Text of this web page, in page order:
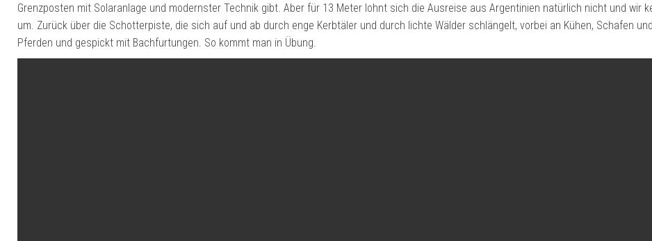
Grenzposten mit Solaranlage und modernster Technik gibt. Aber für 13 Meter lohnt sich die Ausreise aus Argentinien natürlich nicht und wir
um. Zurück über die Schotterpiste, die sich auf und ab durch enge Kerbtäler und durch lichte Wälder schlängelt, vorbei an Kühen, Schafen und
Pferden und gespickt mit Bachfurtungen. So kommt man in Übung.